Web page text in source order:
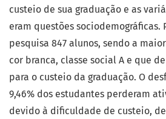
custeio de sua graduação e as
eram questões sociodemográficas.
pesquisa 847 alunos, sendo a
cor branca, classe social A e que
para o custeio da graduação. O
9,46% dos estudantes perderam
devido à dificuldade de custeio,